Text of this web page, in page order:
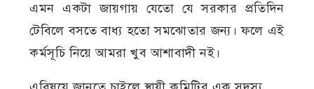
এমন একটা জায়গায় যেতো যে সরকার প্রতিদিন
টেবিলে বসতে বাধ্য হতো সমঝোতার জন্য। ফলে এই
কর্মসূচি নিয়ে আমরা খুব আশাবাদী নই।